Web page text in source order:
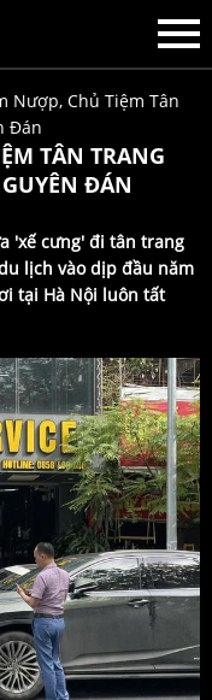
Nượp, Chủ Tiệm Tân
Đán
TÂN TRANG
ĐÁN
'xế cưng' đi tân trang
lịch vào dịp đầu năm
tại Hà Nội luôn tất